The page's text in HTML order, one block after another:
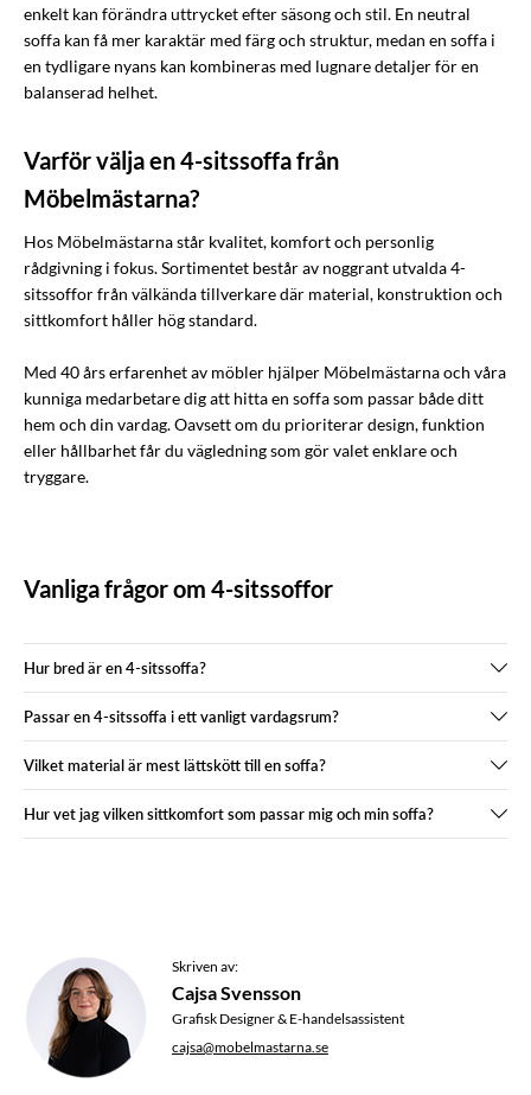
enkelt kan förändra uttrycket efter säsong och stil. En neutral
soffa kan få mer karaktär med färg och struktur, medan en soffa i
en tydligare nyans kan kombineras med lugnare detaljer för en
balanserad helhet.
Varför välja en 4-sitssoffa från
Möbelmästarna?
Hos Möbelmästarna står kvalitet, komfort och personlig
rådgivning i fokus. Sortimentet består av noggrant utvalda 4-
sitssoffor från välkända tillverkare där material, konstruktion och
sittkomfort håller hög standard.
Med 40 års erfarenhet av möbler hjälper Möbelmästarna och våra
kunniga medarbetare dig att hitta en soffa som passar både ditt
hem och din vardag. Oavsett om du prioriterar design, funktion
eller hållbarhet får du vägledning som gör valet enklare och
tryggare.
Vanliga frågor om 4-sitssoffor
Hur bred är en 4-sitssoffa?
Passar en 4-sitssoffa i ett vanligt vardagsrum?
Vilket material är mest lättskött till en soffa?
Hur vet jag vilken sittkomfort som passar mig och min soffa?
Skriven av:
Cajsa Svensson
Grafisk Designer & E-handelsassistent
cajsa@mobelmastarna.se